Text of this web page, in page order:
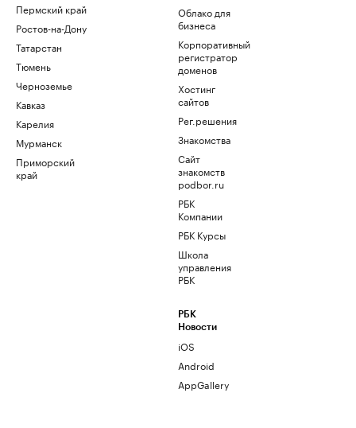
Пермский край
Ростов-на-Дону
Татарстан
Тюмень
Черноземье
Кавказ
Карелия
Мурманск
Приморский
край
Облако для
бизнеса
Корпоративный
регистратор
доменов
Хостинг
сайтов
Рег.решения
Знакомства
Сайт
знакомств
podbor.ru
РБК
Компании
РБК Курсы
Школа
управления
РБК
РБК
Новости
iOS
Android
AppGallery